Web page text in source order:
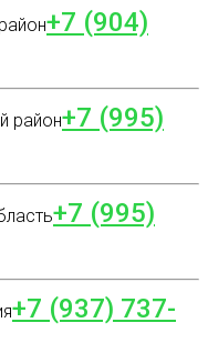
+7 (904)
район+7 (995)
+7 (995)
+7 (937) 737-